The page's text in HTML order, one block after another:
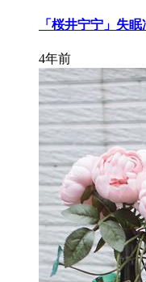
「桜井宁宁」失
4年前